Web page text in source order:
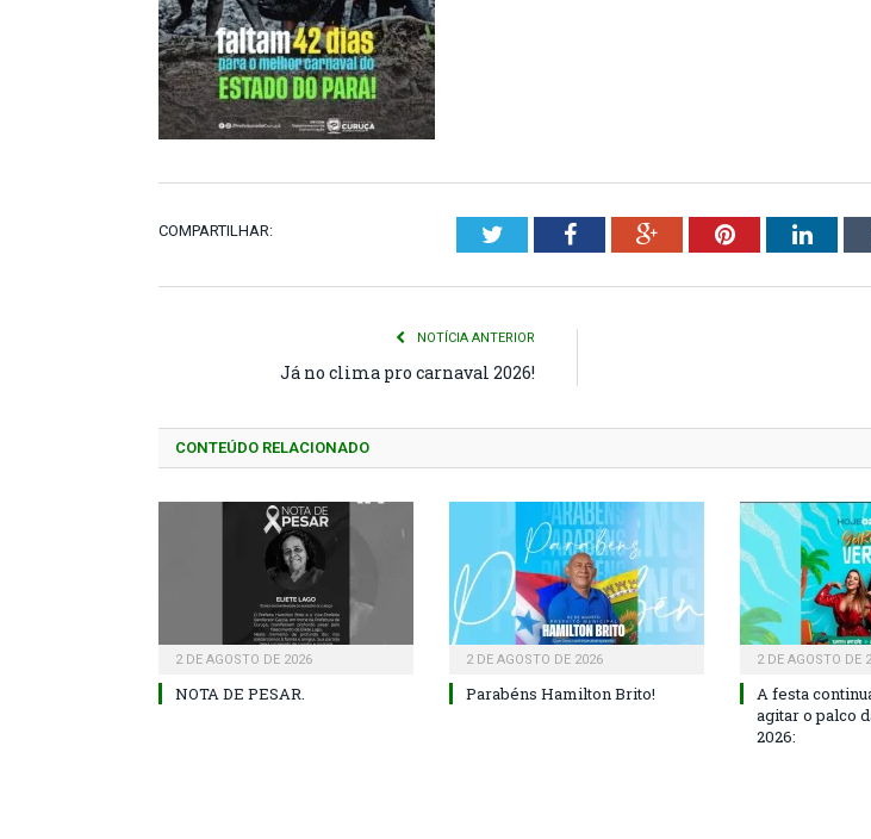
COMPARTILHAR: TwitterFacebookGoogle+Pinterest
NOTÍCIA ANTERIOR
Já no clima pro carnaval 2026!
CONTEÚDO RELACIONADO
2 DE AGOSTO DE 2026
NOTA DE PESAR.
2 DE AGOSTO DE 2026
Parabéns Hamilton Brito!
2 DE AGOSTO DE
A festa
agitar o palco
2026: